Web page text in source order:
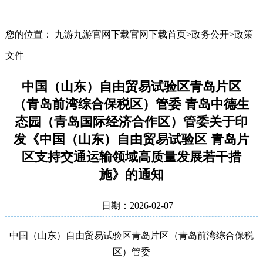
您的位置： 九游九游官网下载官网下载首页>政务公开>政策
文件
中国（山东）自由贸易试验区青岛片区
（青岛前湾综合保税区）管委 青岛中德生
态园（青岛国际经济合作区）管委关于印
发《中国（山东）自由贸易试验区 青岛片
区支持交通运输领域高质量发展若干措
施》的通知
日期：2026-02-07
中国（山东）自由贸易试验区青岛片区（青岛前湾综合保税
区）管委